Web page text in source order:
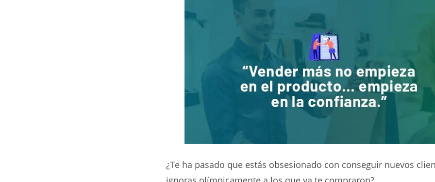
¿Te ha pasado que estás obsesionado con conseguir nuevos